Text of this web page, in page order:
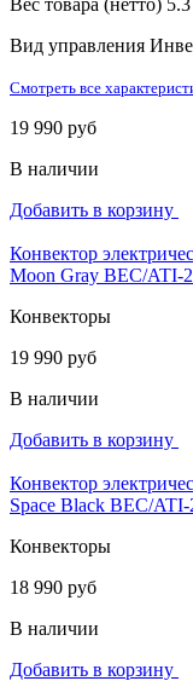
Вид управления
Смотреть все
19 990 руб
В наличии
Добавить в корзину
Конвектор
Moon Gray BEC/ATI-
Конвекторы
19 990 руб
В наличии
Добавить в корзину
Конвектор
Space Black BEC/ATI-
Конвекторы
18 990 руб
В наличии
Добавить в корзину